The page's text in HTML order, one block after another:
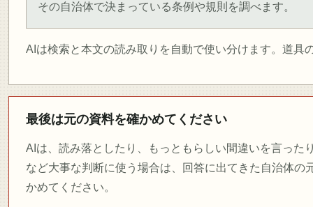
その自治体で決まっている条例や規則を調べます。
AIは検索と本文の読み取りを自動で使い分けます。道具
最後は元の資料を確かめてください
AIは、読み落としたり、もっともらしい間違いを言った
など大事な判断に使う場合は、回答に出てきた自治体の
かめてください。